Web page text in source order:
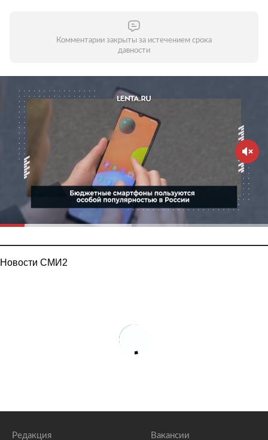
Комментарии закрыты за истечением срока
давности
Новости СМИ2
Редакция Вакансии